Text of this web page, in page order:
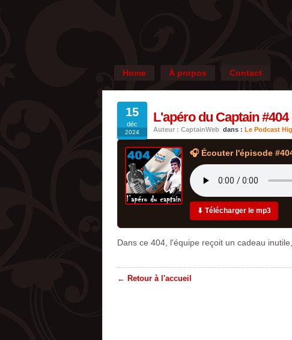
Home À propos Contact
15
déc
2024
L'apéro du Captain
Auteur : CaptainWeb dans : Le Podcast
🎧 Écouter l'épisode
⬇ Télécharger le mp3
Dans ce 404, l'équipe reçoit un cadeau
← Retour à l'accueil